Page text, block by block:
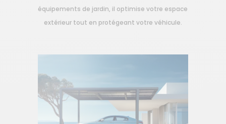
équipements de jardin, il optimise votre espace
extérieur tout en protégeant votre véhicule.